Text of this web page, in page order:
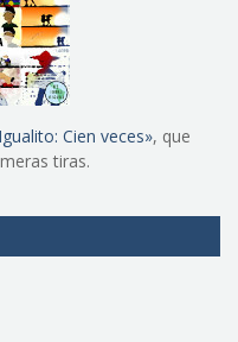
Cien veces», que
tiras.